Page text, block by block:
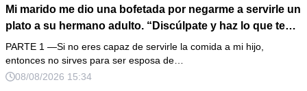
Mi marido me dio una bofetada por negarme a servirle un
plato a su hermano adulto. “Discúlpate y haz lo que te
digo”, exigió frente a toda su familia. Yo no discutí: le
vacié el pozole encima, tomé una fotografía de mi mejilla
y llamé a mi abogada. Horas después apareció una
PARTE 1 —Si no eres capaz de servirle la comida a mi hijo,
entonces no sirves para ser esposa de…
08/08/2026 15:34